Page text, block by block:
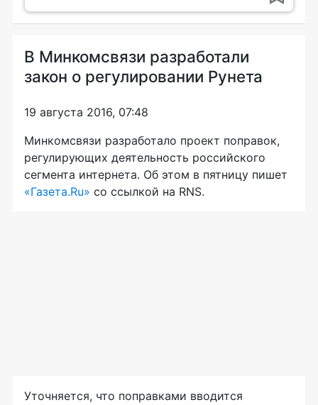
В Минкомсвязи разработали
закон о регулировании Рунета
19 августа 2016, 07:48
Минкомсвязи разработало проект поправок,
регулирующих деятельность российского
сегмента интернета. Об этом в пятницу пишет
«Газета.Ru» со ссылкой на RNS.
Уточняется, что поправками вводится